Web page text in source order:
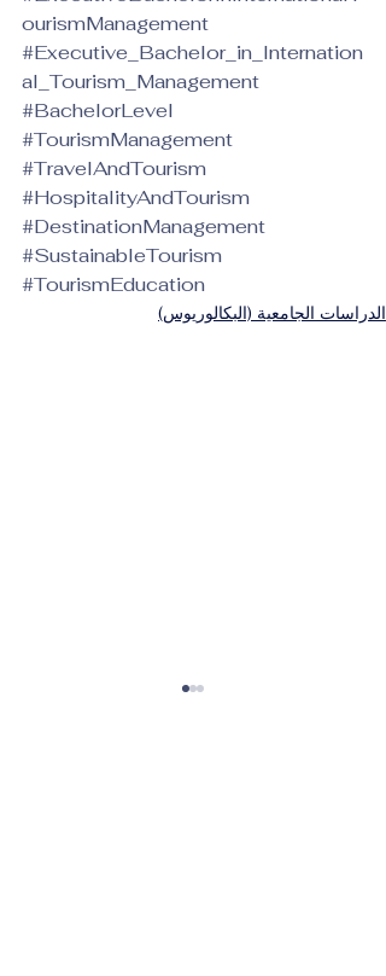
ourismManagement
#Executive_Bachelor_in_Internation
al_Tourism_Management
#BachelorLevel
#TourismManagement
#TravelAndTourism
#HospitalityAndTourism
#DestinationManagement
#SustainableTourism
#TourismEducation
الدراسات الجامعية (البكالوريوس)